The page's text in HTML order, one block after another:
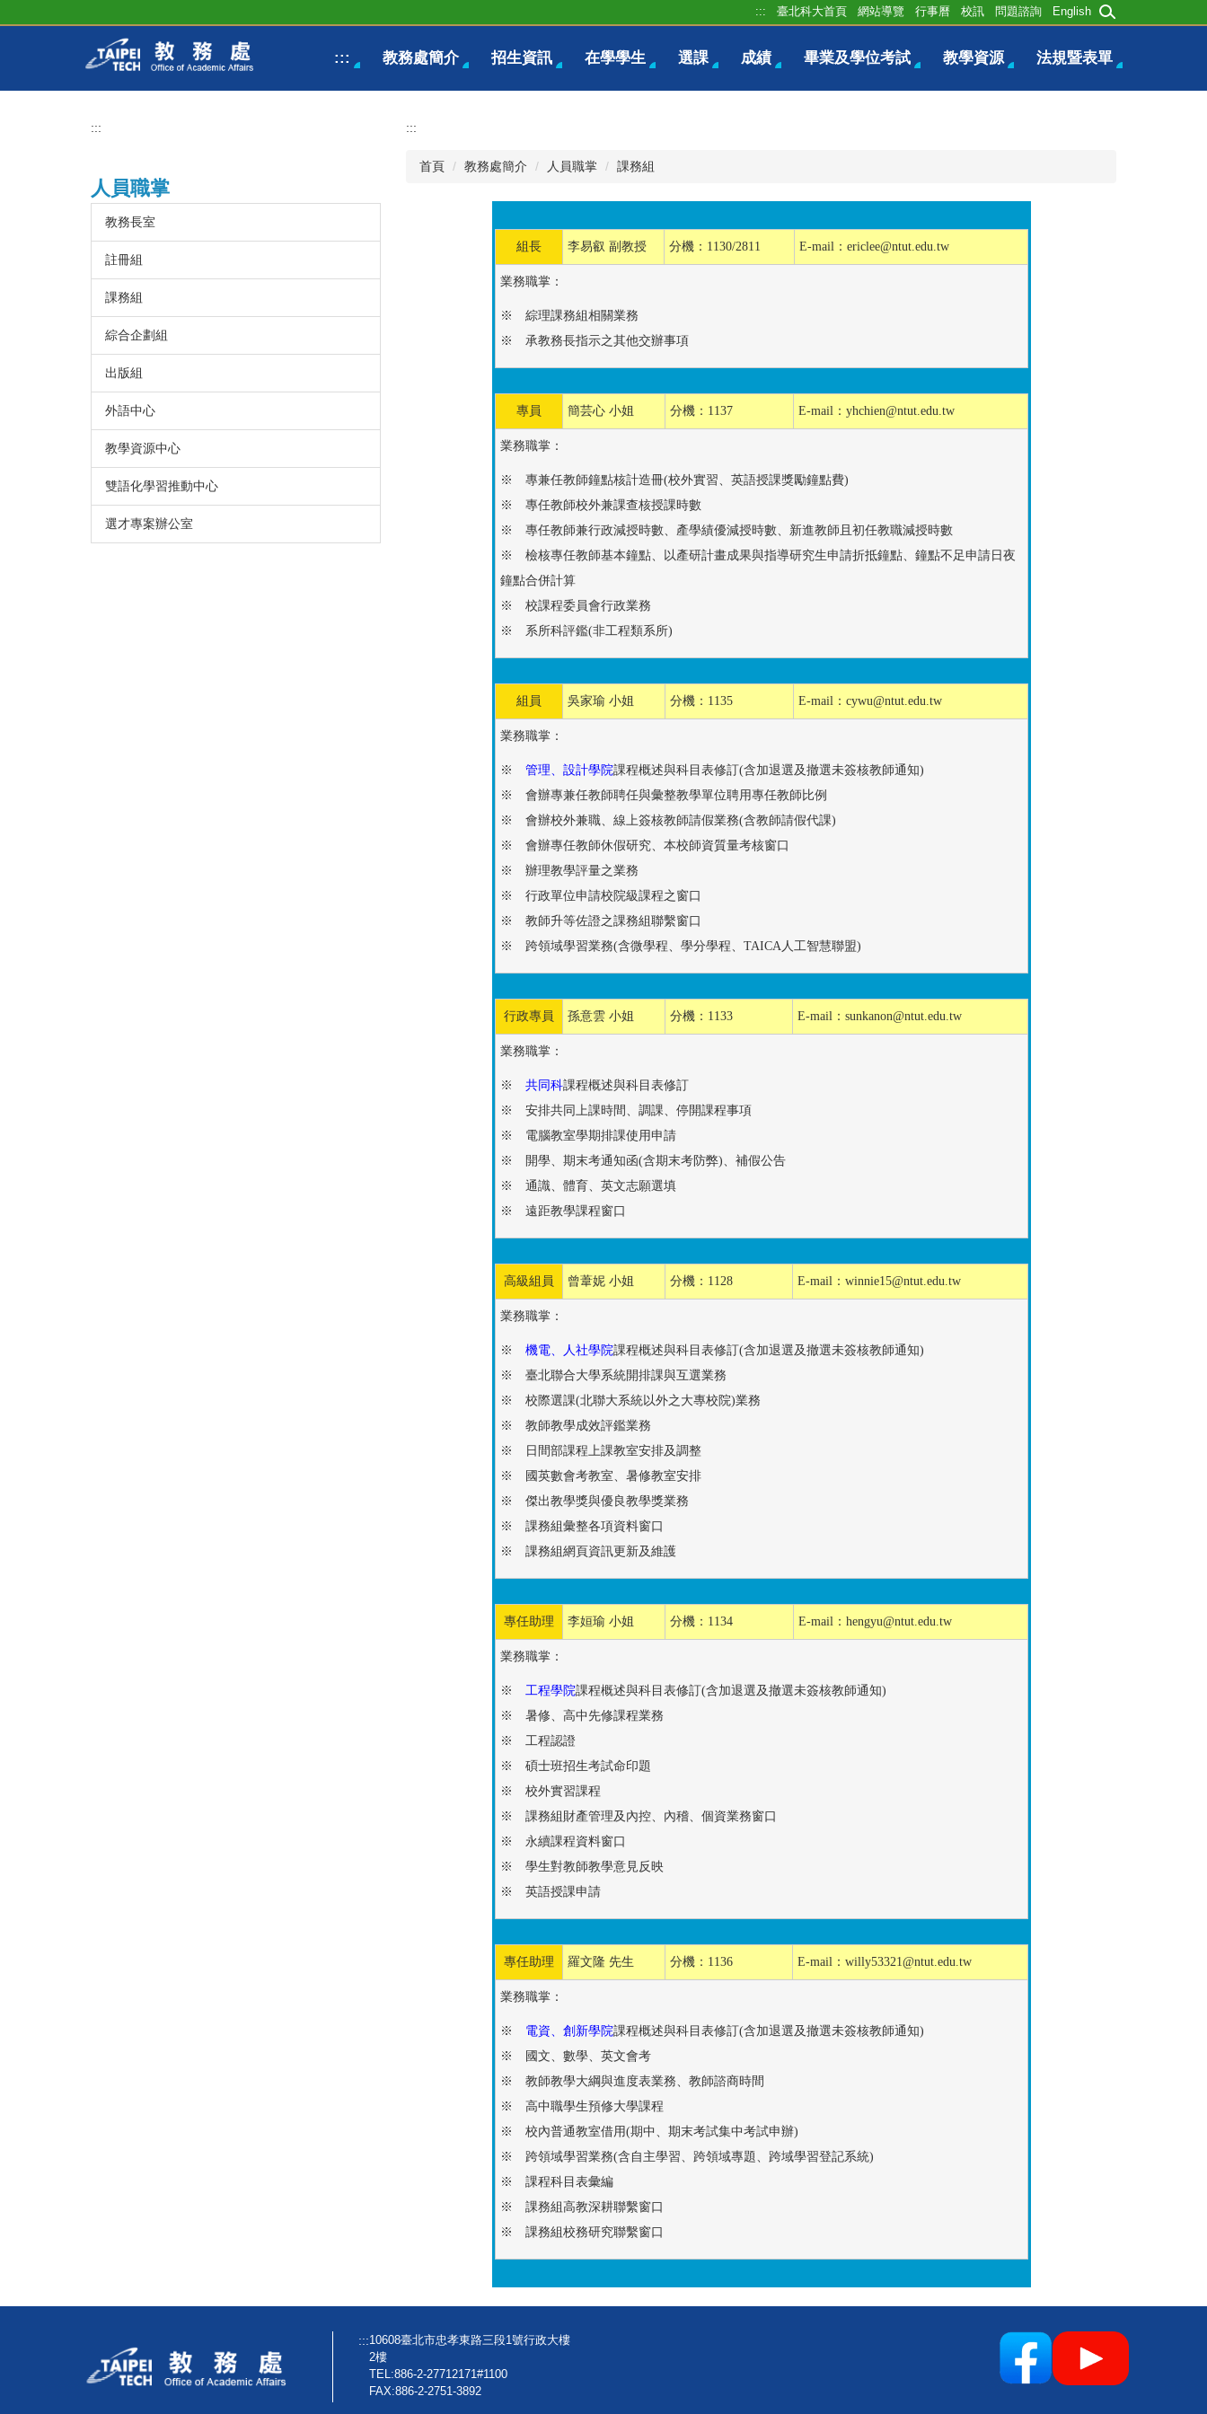
內
::: 教務處簡介 招生資訊 在學學生 選課 成績 畢業及學位考試 教學資源 法規暨表單
::: 臺北科大首頁 網站導覽 行事曆 校訊 問題諮詢 English
:::
人員職掌
教務長室
註冊組
課務組
綜合企劃組
出版組
外語中心
教學資源中心
雙語化學習推動中心
選才專案辦公室
:::
首頁 教務處簡介 人員職掌 課務組
組長 李易叡 副教授 分機：1130/2811 E-mail： ericlee@ntut.edu.tw
業務職掌：
※ 綜理課務組相關業務
※ 承教務長指示之其他交辦事項
專員 簡芸心 小姐 分機：1137 E-mail： yhchien@ntut.edu.tw
業務職掌：
※ 專兼任教師鐘點核計造冊(校外實習、英語授課獎勵鐘點費)
※ 專任教師校外兼課查核授課時數
※ 專任教師兼行政減授時數、產學績優減授時數、新進教師且初任教職減授時數
※ 檢核專任教師基本鐘點、以產研計畫成果與指導研究生申請折抵鐘點、鐘點不足申請日夜
鐘點合併計算
※ 校課程委員會行政業務
※ 系所科評鑑(非工程類系所)
組員 吳家瑜 小姐 分機：1135 E-mail： cywu@ntut.edu.tw
業務職掌：
※ 管理、設計學院課程概述與科目表修訂(含加退選及撤選未簽核教師通知)
※ 會辦專兼任教師聘任與彙整教學單位聘用專任教師比例
※ 會辦校外兼職、線上簽核教師請假業務(含教師請假代課)
※ 會辦專任教師休假研究、本校師資質量考核窗口
※ 辦理教學評量之業務
※ 行政單位申請校院級課程之窗口
※ 教師升等佐證之課務組聯繫窗口
※ 跨領域學習業務(含微學程、學分學程、TAICA人工智慧聯盟)
行政專員 孫意雲 小姐 分機：1133 E-mail： sunkanon@ntut.edu.tw
業務職掌：
※ 共同科課程概述與科目表修訂
※ 安排共同上課時間、調課、停開課程事項
※ 電腦教室學期排課使用申請
※ 開學、期末考通知函(含期末考防弊)、補假公告
※ 通識、體育、英文志願選填
※ 遠距教學課程窗口
高級組員 曾葦妮 小姐 分機：1128 E-mail： winnie15@ntut.edu.tw
業務職掌：
※ 機電、人社學院課程概述與科目表修訂(含加退選及撤選未簽核教師通知)
※ 臺北聯合大學系統開排課與互選業務
※ 校際選課(北聯大系統以外之大專校院)業務
※ 教師教學成效評鑑業務
※ 日間部課程上課教室安排及調整
※ 國英數會考教室、暑修教室安排
※ 傑出教學獎與優良教學獎業務
※ 課務組彙整各項資料窗口
※ 課務組網頁資訊更新及維護
專任助理 李姮瑜 小姐 分機：1134 E-mail： hengyu@ntut.edu.tw
業務職掌：
※ 工程學院課程概述與科目表修訂(含加退選及撤選未簽核教師通知)
※ 暑修、高中先修課程業務
※ 工程認證
※ 碩士班招生考試命印題
※ 校外實習課程
※ 課務組財產管理及內控、內稽、個資業務窗口
※ 永續課程資料窗口
※ 學生對教師教學意見反映
※ 英語授課申請
專任助理 羅文隆 先生 分機：1136 E-mail： willy53321@ntut.edu.tw
業務職掌：
※ 電資、創新學院課程概述與科目表修訂(含加退選及撤選未簽核教師通知)
※ 國文、數學、英文會考
※ 教師教學大綱與進度表業務、教師諮商時間
※ 高中職學生預修大學課程
※ 校內普通教室借用(期中、期末考試集中考試申辦)
※ 跨領域學習業務(含自主學習、跨領域專題、跨域學習登記系統)
※ 課程科目表彙編
※ 課務組高教深耕聯繫窗口
※ 課務組校務研究聯繫窗口
:::10608臺北市忠孝東路三段1號行政大樓
2樓
TEL:886-2-27712171#1100
FAX:886-2-2751-3892